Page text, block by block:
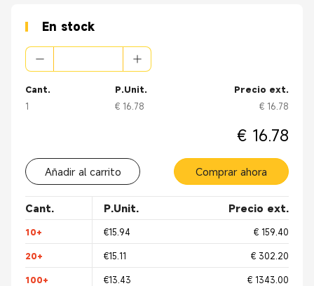
En stock
Cant.
1
P.Unit.
€ 16.78
Precio ext.
€ 16.78
€ 16.78
Añadir al carrito Comprar ahora
Cant. P.Unit. Precio ext.
10+ €15.94 € 159.40
20+ €15.11 € 302.20
100+ €13.43 € 1343.00